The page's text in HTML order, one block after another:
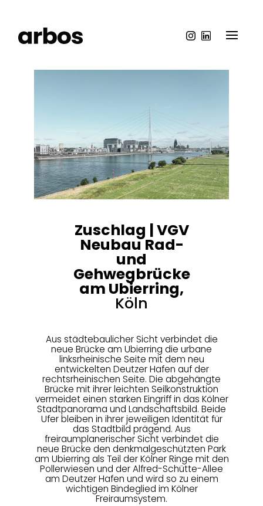
Zuschlag | VGV
Neubau Rad-
und
Gehwegbrücke
am Ubierring,
Köln
Aus städtebaulicher Sicht verbindet die
neue Brücke am Ubierring die urbane
linksrheinische Seite mit dem neu
entwickelten Deutzer Hafen auf der
rechtsrheinischen Seite. Die abgehängte
Brücke mit ihrer leichten Seilkonstruktion
vermeidet einen starken Eingriff in das Kölner
Stadtpanorama und Landschaftsbild. Beide
Ufer bleiben in ihrer jeweiligen Identität für
das Stadtbild prägend. Aus
freiraumplanerischer Sicht verbindet die
neue Brücke den denkmalgeschützten Park
am Ubierring als Teil der Kölner Ringe mit den
Pollerwiesen und der Alfred-Schütte-Allee
am Deutzer Hafen und wird so zu einem
wichtigen Bindeglied im Kölner
Freiraumsystem.